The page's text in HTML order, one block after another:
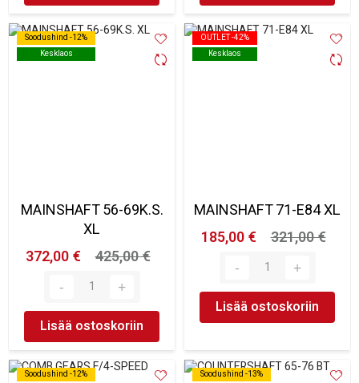
Soodushind -12%
Kesklaos
Soodushind -12%
Kesklaos
MAINSHAFT 56-69K.S.
XL
372,00 €
425,00 €
Lisää ostoskoriin
OUTLET -42%
Kesklaos
OUTLET -42%
Kesklaos
MAINSHAFT 71-E84 XL
185,00 €
321,00 €
Lisää ostoskoriin
Soodushind -12%
Soodushind -12%
Soodushind -13%
Soodushind -13%